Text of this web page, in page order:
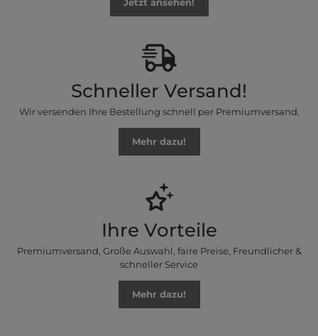
Schneller Versand!
Wir versenden Ihre Bestellung schnell per Premiumversand.
Mehr dazu!
Ihre Vorteile
Premiumversand, Große Auswahl, faire Preise, Freundlicher &
schneller Service
Mehr dazu!